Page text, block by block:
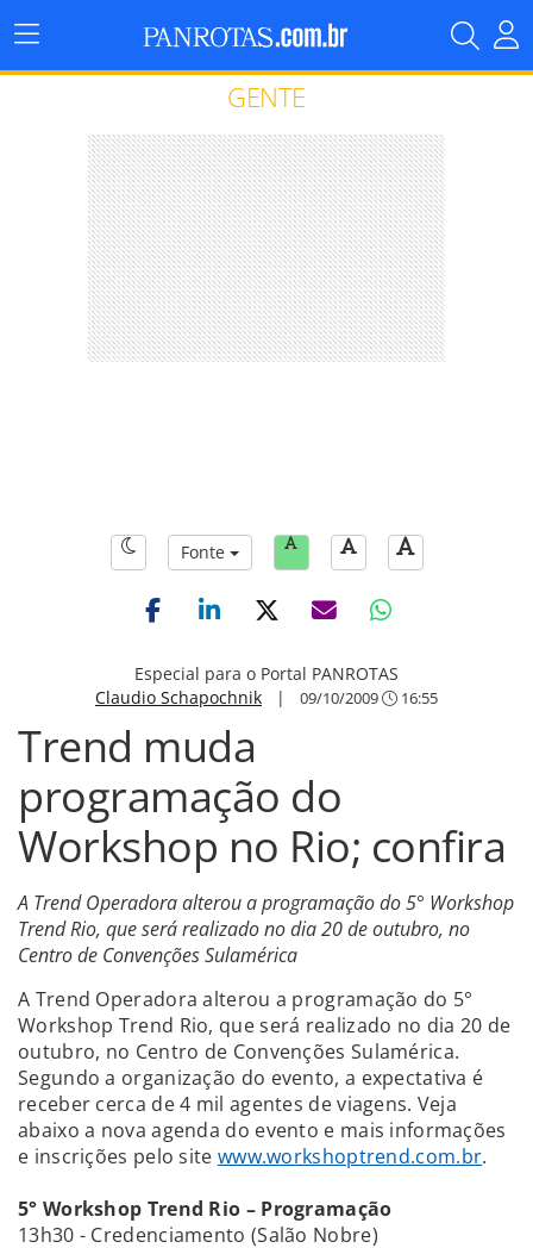
Menu
Principal
GENTE
Fonte
Especial para o Portal PANROTAS
Claudio Schapochnik | 09/10/2009 16:55
Trend muda
programação do
Workshop no Rio; confira
A Trend Operadora alterou a programação do 5° Workshop
Trend Rio, que será realizado no dia 20 de outubro, no
Centro de Convenções Sulamérica
A Trend Operadora alterou a programação do 5°
Workshop Trend Rio, que será realizado no dia 20 de
outubro, no Centro de Convenções Sulamérica.
Segundo a organização do evento, a expectativa é
receber cerca de 4 mil agentes de viagens. Veja
abaixo a nova agenda do evento e mais informações
e inscrições pelo site www.workshoptrend.com.br.
5° Workshop Trend Rio – Programação
13h30 - Credenciamento (Salão Nobre)